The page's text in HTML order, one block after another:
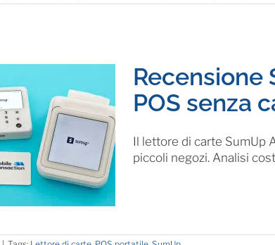
Recensione
POS senza
Il lettore di carte SumUp
piccoli negozi. Analisi